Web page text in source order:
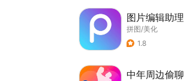
图片编辑助理
拼图/美化
1.8
中年周边偷聊